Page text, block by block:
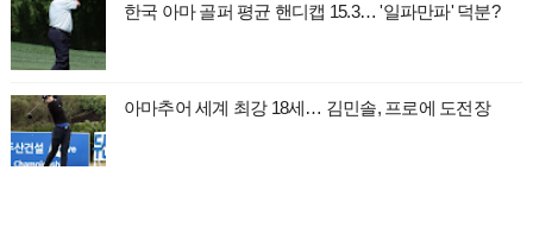
한국 아마 골퍼 평균 핸디캡 15.3… '일파만파' 덕분?
아마추어 세계 최강 18세… 김민솔, 프로에 도전장